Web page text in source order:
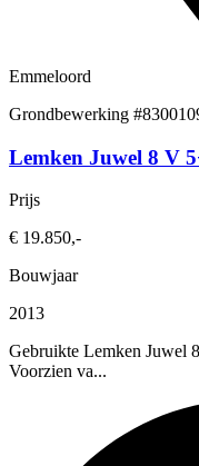
Emmeloord
Grondbewerking
Lemken Juwel 8 V
Prijs
€ 19.850,-
Bouwjaar
2013
Gebruikte Lemken Juwel
Voorzien va...